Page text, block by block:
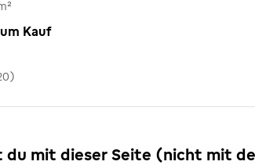
Kauf
du mit dieser Seite (nicht mit